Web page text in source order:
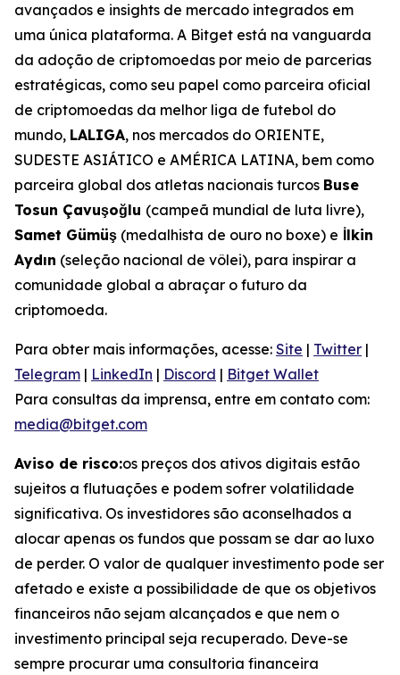
avançados e insights de mercado integrados em
uma única plataforma. A Bitget está na vanguarda
da adoção de criptomoedas por meio de parcerias
estratégicas, como seu papel como parceira oficial
de criptomoedas da melhor liga de futebol do
mundo, LALIGA, nos mercados do ORIENTE,
SUDESTE ASIÁTICO e AMÉRICA LATINA, bem como
parceira global dos atletas nacionais turcos Buse
Tosun Çavuşoğlu (campeã mundial de luta livre),
Samet Gümüş (medalhista de ouro no boxe) e İlkin
Aydın (seleção nacional de vôlei), para inspirar a
comunidade global a abraçar o futuro da
criptomoeda.
Para obter mais informações, acesse: Site | Twitter |
Telegram | LinkedIn | Discord | Bitget Wallet
Para consultas da imprensa, entre em contato com:
media@bitget.com
Aviso de risco:os preços dos ativos digitais estão
sujeitos a flutuações e podem sofrer volatilidade
significativa. Os investidores são aconselhados a
alocar apenas os fundos que possam se dar ao luxo
de perder. O valor de qualquer investimento pode ser
afetado e existe a possibilidade de que os objetivos
financeiros não sejam alcançados e que nem o
investimento principal seja recuperado. Deve-se
sempre procurar uma consultoria financeira